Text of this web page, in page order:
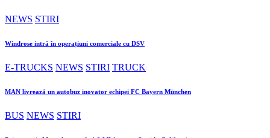
NEWS STIRI
Windrose intră în operațiuni comerciale cu DSV
E-TRUCKS NEWS STIRI TRUCK
MAN livrează un autobuz inovator echipei FC Bayern München
BUS NEWS STIRI